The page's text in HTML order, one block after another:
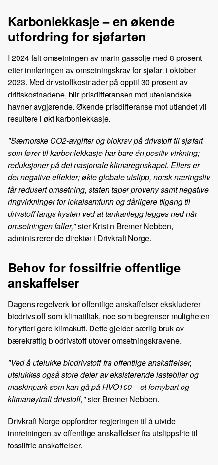
e
b
o
k
n
Karbonlekkasje – en økende
utfordring for sjøfarten
I 2024 falt omsetningen av marin gassolje med 8 prosent
etter innføringen av omsetningskrav for sjøfart i oktober
2023. Med drivstoffkostnader på opptil 30 prosent av
driftskostnadene, blir prisdifferansen mot utenlandske
havner avgjørende. Økende prisdifferanse mot utlandet vil
resultere i økt karbonlekkasje.
"Særnorske CO2-avgifter og biokrav på drivstoff til sjøfart
som fører til karbonlekkasje har bare én positiv virkning;
reduksjoner på det nasjonale klimaregnskapet. Ellers er
det negative effekter; økte globale utslipp, norsk næringsliv
får redusert omsetning, staten taper proveny samt negative
ringvirkninger for lokalsamfunn og dårligere tilgang til
drivstoff langs kysten ved at tankanlegg legges ned når
omsetningen faller,"sier Kristin Bremer Nebben,
administrerende direktør i Drivkraft Norge.
Behov for fossilfrie offentlige
anskaffelser
Dagens regelverk for offentlige anskaffelser ekskluderer
biodrivstoff som klimatiltak, noe som begrenser muligheten
for ytterligere klimakutt. Dette gjelder særlig bruk av
bærekraftig biodrivstoff utover omsetningskravene.
"Ved å utelukke biodrivstoff fra offentlige anskaffelser,
utelukkes også store deler av eksisterende lastebiler og
maskinpark som kan gå på HVO100 – et fornybart og
klimanøytralt drivstoff,"sier Bremer Nebben.
Drivkraft Norge oppfordrer regjeringen til å utvide
innretningen av offentlige anskaffelser fra utslippsfrie til
fossilfrie anskaffelser.